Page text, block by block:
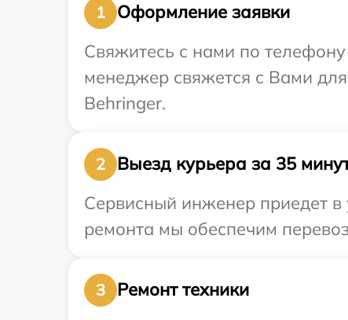
1
Оформление заявки
Свяжитесь с нами по
менеджер свяжется с Вами
Behringer.
2
Выезд курьера за 35
Сервисный инженер приедет в
ремонта мы обеспечим
3
Ремонт техники